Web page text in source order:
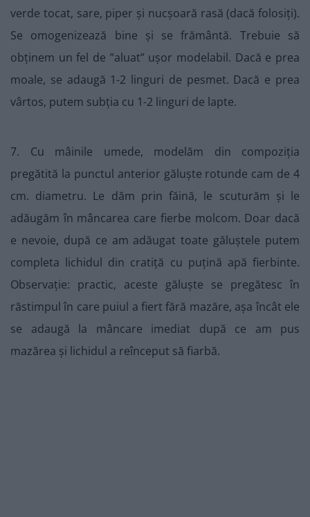
verde tocat, sare, piper și nucșoară rasă (dacă folosiți).
Se omogenizează bine și se frământă. Trebuie să
obținem un fel de ”aluat” ușor modelabil. Dacă e prea
moale, se adaugă 1-2 linguri de pesmet. Dacă e prea
vârtos, putem subția cu 1-2 linguri de lapte.
7. Cu mâinile umede, modelăm din compoziția
pregătită la punctul anterior găluște rotunde cam de 4
cm. diametru. Le dăm prin făină, le scuturăm și le
adăugăm în mâncarea care fierbe molcom. Doar dacă
e nevoie, după ce am adăugat toate găluștele putem
completa lichidul din cratiță cu puțină apă fierbinte.
Observație: practic, aceste găluște se pregătesc în
răstimpul în care puiul a fiert fără mazăre, așa încât ele
se adaugă la mâncare imediat după ce am pus
mazărea și lichidul a reînceput să fiarbă.